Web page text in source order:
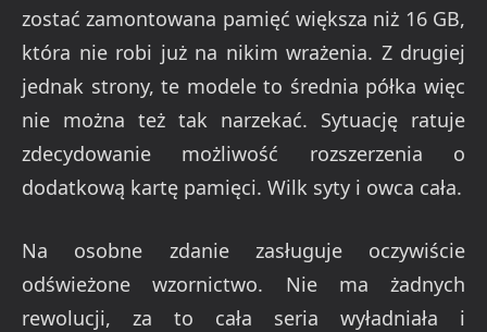
zostać zamontowana pamięć większa niż 16 GB,
która nie robi już na nikim wrażenia. Z drugiej
jednak strony, te modele to średnia półka więc
nie można też tak narzekać. Sytuację ratuje
zdecydowanie możliwość rozszerzenia o
dodatkową kartę pamięci. Wilk syty i owca cała.
Na osobne zdanie zasługuje oczywiście
odświeżone wzornictwo. Nie ma żadnych
rewolucji, za to cała seria wyładniała i